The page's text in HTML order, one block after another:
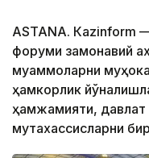
ASTANА. Кazinform
форуми замонавий
муаммоларни
ҳамкорлик
ҳамжамияти, давлат
мутахассисларни